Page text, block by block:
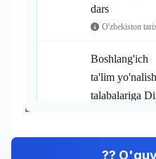
dars
O'zbekiston
Boshlang'ich
ta'lim
talabalariga
dars??